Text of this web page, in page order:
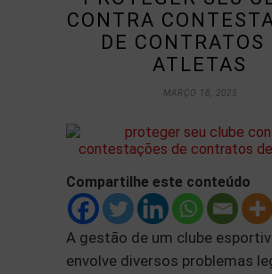
CONTRA
DE CONTRATOS
ATLETAS
MARÇO 18, 2025
Compartilhe este conteúdo
A gestão de um clube
envolve diversos problemas